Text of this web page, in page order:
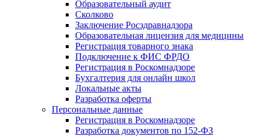
Образовательный аудит
Сколково
Заключение Росздравнадзора
Образовательная лицензия для медицины
Регистрация товарного знака
Подключение к ФИС ФРДО
Регистрация в Роскомнадзоре
Бухгалтерия для онлайн школ
Локальные акты
Разработка оферты
Персональные данные
Регистрация в Роскомнадзоре
Разработка документов по 152-ФЗ